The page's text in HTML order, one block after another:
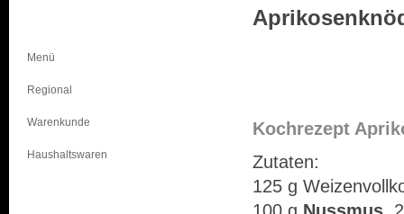
Menü
Regional
Warenkunde
Haushaltswaren
Kochrezept
Zutaten:
125 g